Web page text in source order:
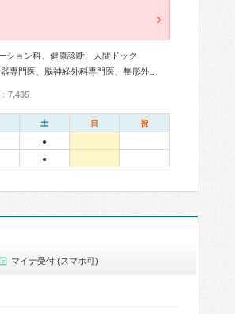
ション科、健康診断、人間ドック
7,435
土 日 祝
●
●
マイナ受付 (スマホ可)